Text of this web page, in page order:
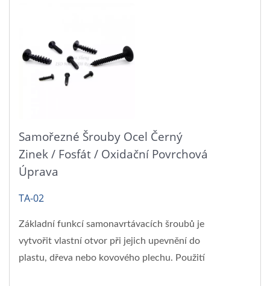
Samořezné Šrouby Ocel Černý
Zinek / Fosfát / Oxidační Povrchová
Úprava
TA-02
Základní funkcí samonavrtávacích šroubů je
vytvořit vlastní otvor při jejich upevnění do
plastu, dřeva nebo kovového plechu. Použití